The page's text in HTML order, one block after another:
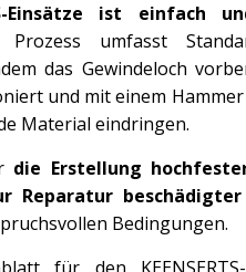
Einsätze ist einfach
umfasst
das Gewindeloch
und mit einem
Material eindringen.
die Erstellung
Reparatur beschädigter
Bedingungen.